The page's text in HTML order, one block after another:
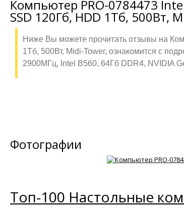
Компьютер PRO-0784473
SSD 120Гб, HDD 1Тб, 500Вт,
Ниже Вы можете прочитать отзывы на
1Тб, 500Вт, Midi-Tower, ознакомится с
2900МГц, Intel B560, 64Гб DDR4, NVIDIA
Фотографии
Топ-100 Настольные